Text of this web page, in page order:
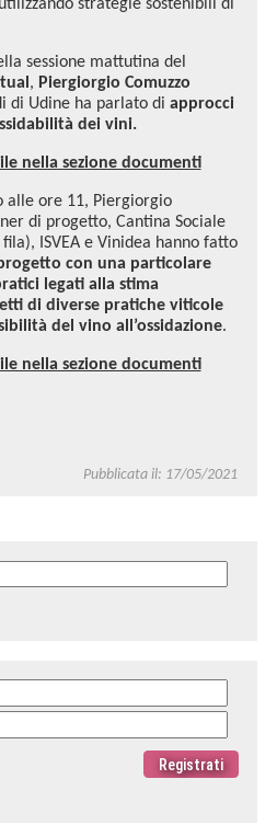
strategie sostenibili di
sessione mattutina del
, Piergiorgio Comuzzo
di Udine ha parlato diapprocci
dei vini.
nella sezione documenti
alle ore 11, Piergiorgio
di progetto, Cantina Sociale
ISVEA e Vinidea hanno fatto
con una particolare
legati alla stima
di diverse pratiche viticole
del vino all’ossidazione.
nella sezione documenti
Pubblicata il: 17/05/2021